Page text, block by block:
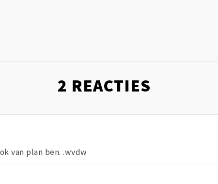
2 REACTIES
van plan ben. .wvdw